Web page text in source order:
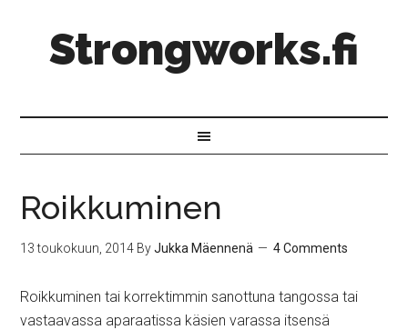
Strongworks.fi
Roikkuminen
13 toukokuun, 2014 ByJukka Mäennenä 4 Comments
Roikkuminen tai korrektimmin sanottuna tangossa tai
vastaavassa aparaatissa käsien varassa itsensä